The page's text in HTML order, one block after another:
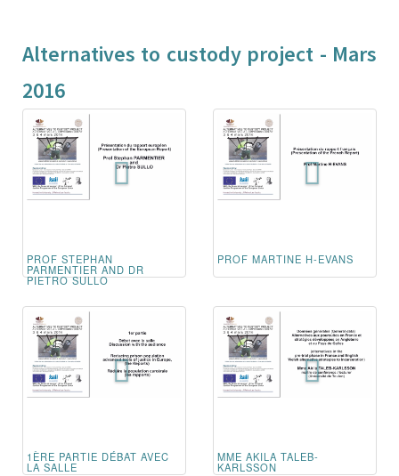
Alternatives to custody project - Mars
2016
PROF STEPHAN
PARMENTIER AND DR
PIETRO SULLO
PROF MARTINE H-EVANS
1ÈRE PARTIE DÉBAT AVEC
LA SALLE
MME AKILA TALEB-
KARLSSON